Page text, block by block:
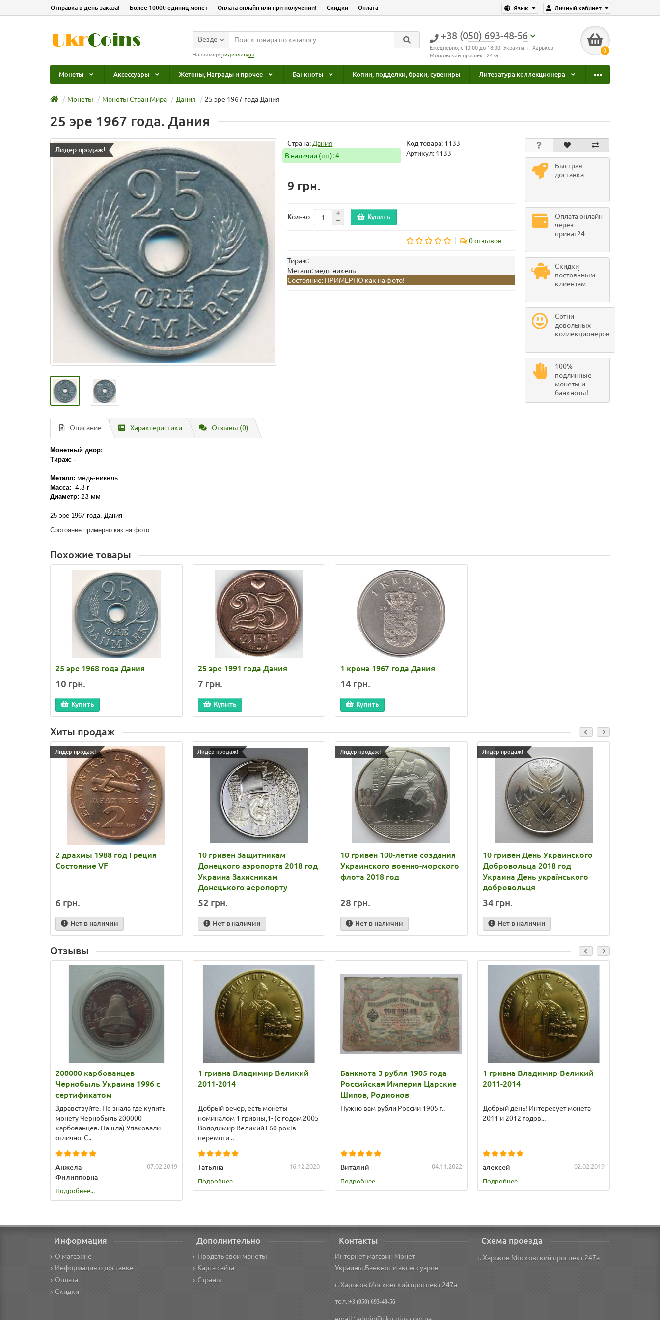
Личный кабинет
Язык
Отправка в день заказа! Более 10000 единиц монет Оплата онлайн или при получении! Скидки Оплата
+38 (050) 693-48-56
Ежедневно, с 10:00 до 18:00. Украина. г. Харьков
Московский проспект 247а
0
Везде
Например: нидерланды
Монеты Аксессуары Жетоны, Награды и прочее Банкноты Копии, подделки, браки, сувениры Литература коллекционера
Монеты Монеты Стран Мира Дания 25 эре 1967 года Дания
25 эре 1967 года. Дания
Лидер продаж!
Страна: Дания Код товара: 1133
В наличии (шт): 4
Артикул: 1133
9 грн.
Кол-во Купить
0 отзывов
Тираж:-
Металл: медь-никель
Состояние: ПРИМЕРНО как на фото!
Быстрая
доставка
Оплата онлайн
через
приват24
Скидки
постоянным
клиентам
Сотни
довольных
коллекционеров
100%
подлинные
монеты и
банкноты!
Описание Характеристики Отзывы (0)
Монетный двор:
Тираж: -
Металл: медь-никель
Масса: 4.3 г
Диаметр: 23 мм
25 эре 1967 года. Дания
Состояние примерно как на фото.
Похожие товары
25 эре 1968 года Дания
10 грн.
Купить
25 эре 1991 года Дания
7 грн.
Купить
1 крона 1967 года Дания
14 грн.
Купить
Хиты продаж
Лидер продаж!
2 драхмы 1988 год Греция
Состояние VF
6 грн.
Нет в наличии
Лидер продаж!
10 гривен Защитникам
Донецкого аэропорта 2018 год
Украина Захисникам
Донецького аеропорту
52 грн.
Нет в наличии
Лидер продаж!
10 гривен 100-летие создания
Украинского военно-морского
флота 2018 год
28 грн.
Нет в наличии
Лидер продаж!
10 гривен День Украинского
Добровольца 2018 год
Украина День українського
добровольця
34 грн.
Нет в наличии
Отзывы
200000 карбованцев
Чернобыль Украина 1996 с
сертификатом
Здравствуйте. Не знала где купить
монету Чернобыль 200000
карбованцев. Нашла) Упаковали
отлично. С..
Анжела
Филипповна
07.02.2019
Подробнее...
1 гривна Владимир Великий
2011-2014
Добрый вечер, есть монеты
номиналом 1 гривны,1- (с годом 2005
Володимир Великий і 60 років
перемоги ..
Татьяна 16.12.2020
Подробнее...
Банкнота 3 рубля 1905 года
Российская Империя Царские
Шипов, Родионов
Нужно вам рубли России 1905 г..
Виталий 04.11.2022
Подробнее...
1 гривна Владимир Великий
2011-2014
Добрый день! Интересует монета
2011 и 2012 годов...
алексей 02.02.2019
Подробнее...
Информация
О магазине
Информация о доставке
Оплата
Скидки
Дополнительно
Продать свои монеты
Карта сайта
Страны
Контакты
Интернет магазин Монет
Украины,Банкнот и аксессуаров
г. Харьков Московский проспект 247а
тел.:+3 (050) 693-48-56
Схема проезда
г. Харьков Московский проспект 247а